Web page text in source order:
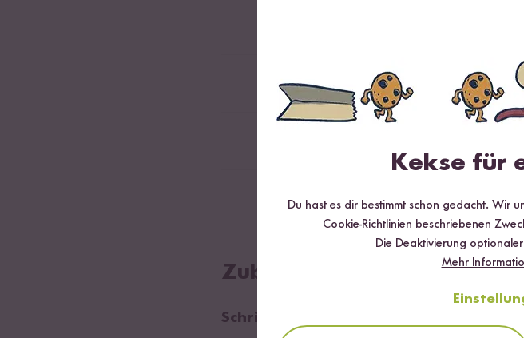
3EL braunen Zucker
EL Maisstärke
Zubereitung
Schritt 01
Kekse für
Du hast es dir bestimmt schon gedacht. Wir
Cookie-Richtlinien beschriebenen
Die Deaktivierung
Mehr